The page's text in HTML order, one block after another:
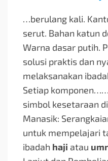
…berulang kali.
serut. Bahan katun
Warna dasar putih.
solusi praktis dan
melaksanakan
Setiap komponen…
simbol kesetaraan
Manasik:
untuk mempelajari
ibadah haji atau